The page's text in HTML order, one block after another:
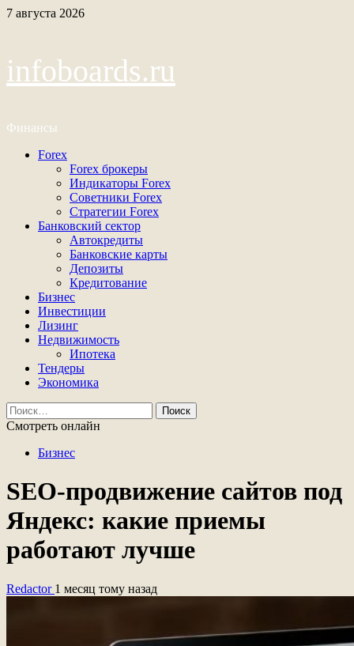
Перейти
7 августа 2026
infoboards.ru
Финансы
Основное
Forex
Forex брокеры
Индикаторы Forex
Советники Forex
Стратегии Forex
Банковский сектор
Автокредиты
Банковские карты
Депозиты
Кредитование
Бизнес
Инвестиции
Лизинг
Недвижимость
Ипотека
Тендеры
Экономика
Найти:
Смотреть онлайн
Бизнес
SEO-продвижение сайтов под
Яндекс: какие приемы
работают лучше
Redactor 1 месяц тому назад